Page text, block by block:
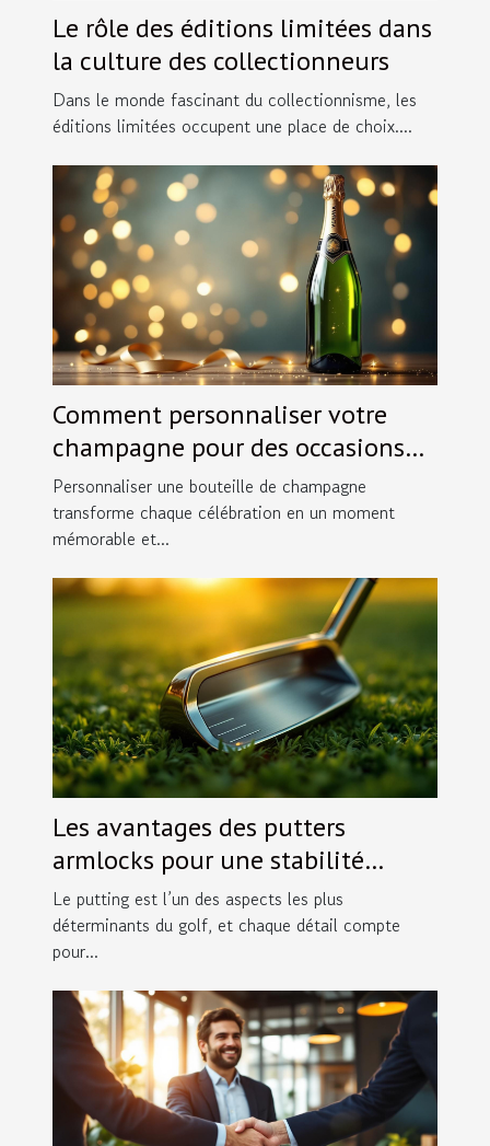
Le rôle des éditions limitées dans
la culture des collectionneurs
Dans le monde fascinant du collectionnisme, les
éditions limitées occupent une place de choix....
Comment personnaliser votre
champagne pour des occasions
spéciales ?
Personnaliser une bouteille de champagne
transforme chaque célébration en un moment
mémorable et...
Les avantages des putters
armlocks pour une stabilité
accrue
Le putting est l’un des aspects les plus
déterminants du golf, et chaque détail compte
pour...